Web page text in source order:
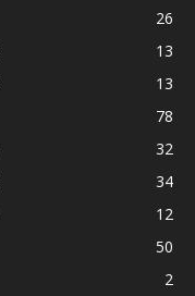
26
13
13
78
32
34
12
50
2